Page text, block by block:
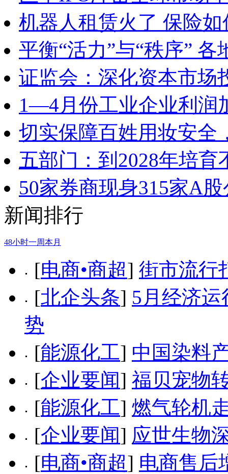
机器人租赁火了 保险
平衡“活力”与“秩序”
证监会：深化资本市场
1—4月份工业企业利润
切实保障百姓用妆安全
五部门：到2028年培
50家券商现身315家A
新闻排行
48小时一周本月
[电商•商超] 街市流行
[北企头条] 5月经济运
势
[能源化工] 中国染料
[企业要闻] 福贝宠物
[能源化工] 燃气轮机
[企业要闻] 应世生物
[电商•商超] 电商售后